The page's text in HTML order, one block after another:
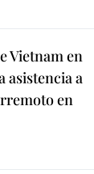
Vietnam en
asistencia a
en